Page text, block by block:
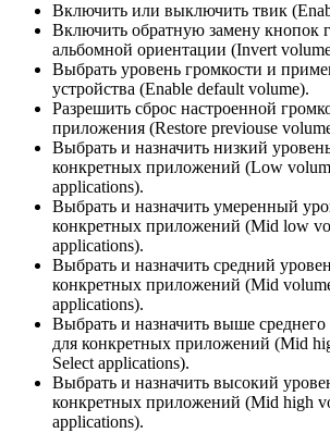
Включить или выключить твик
Включить обратную замену кнопок
альбомной ориентации (Invert
Выбрать уровень громкости и
устройства (Enable default volume).
Разрешить сброс настроенной
приложения (Restore previouse
Выбрать и назначить низкий
конкретных приложений (Low
applications).
Выбрать и назначить умеренный
конкретных приложений (Mid low
applications).
Выбрать и назначить средний
конкретных приложений (Mid
applications).
Выбрать и назначить выше среднего
для конкретных приложений (Mid
Select applications).
Выбрать и назначить высокий
конкретных приложений (Mid high
applications).